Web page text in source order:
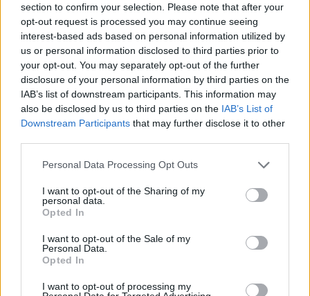
section to confirm your selection. Please note that after your
opt-out request is processed you may continue seeing
interest-based ads based on personal information utilized by
us or personal information disclosed to third parties prior to
your opt-out. You may separately opt-out of the further
disclosure of your personal information by third parties on the
IAB’s list of downstream participants. This information may
also be disclosed by us to third parties on the IAB’s List of
Downstream Participants that may further disclose it to other
Personal Data Processing Opt Outs
I want to opt-out of the Sharing of my
personal data.
Opted In
I want to opt-out of the Sale of my
Personal Data.
Opted In
I want to opt-out of processing my
? A potem dorosłe życie ? Napiszę po krotce: Jako
dziecko byłam bardzo porównywana do innych,
częst...
kingaaa89
Forum:
Kółko wsparcia psychicznego
wiecej gadac
Jak zacząć więcej mówić o sobie? Mój problem
polega na tym że wole słuchać innych niż mówić. Ale
zaczyna to być bardzo męczące, ponieważ np po
podc...